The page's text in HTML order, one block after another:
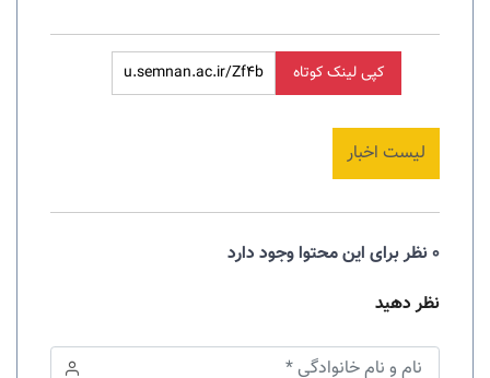
کپی لینک کوتاه
لیست اخبار
0 نظر برای این محتوا وجود دارد
نظر دهید